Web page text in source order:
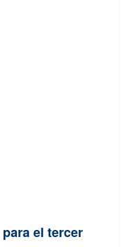
para el tercer